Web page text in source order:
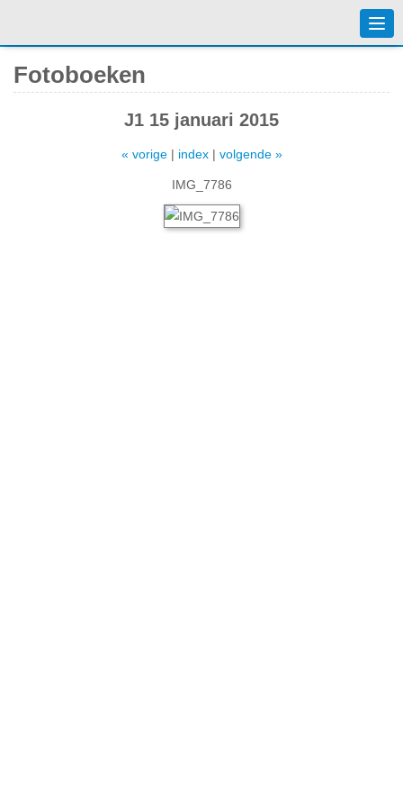
Fotoboeken
J1 15 januari 2015
« vorige| index| volgende »
IMG_7786